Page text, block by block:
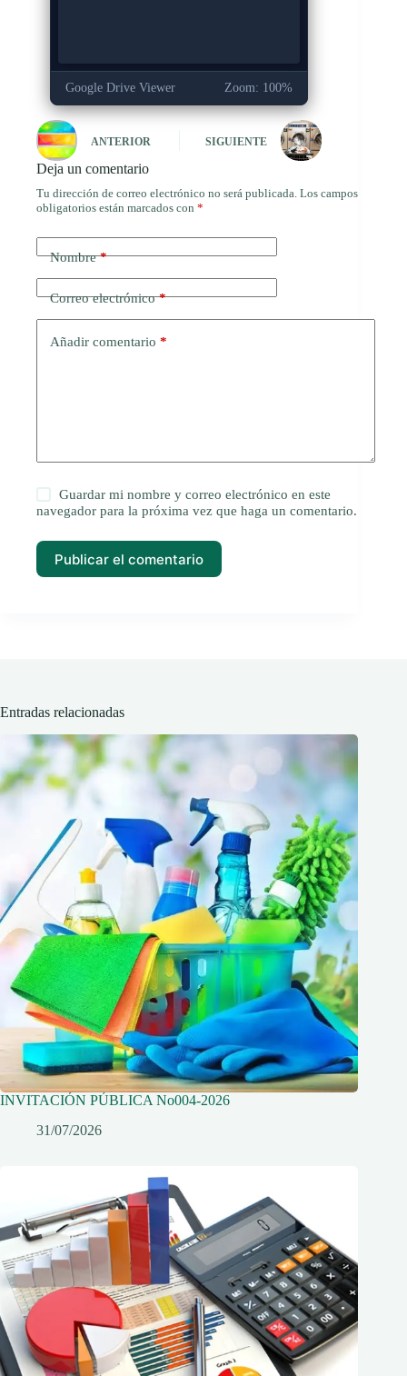
Google Drive Viewer Zoom: 100%
ANTERIOR SIGUIENTE
Deja un comentario
Tu dirección de correo electrónico no será publicada. Los campos
obligatorios están marcados con *
Nombre*
Correo electrónico*
Añadir comentario *
Guardar mi nombre y correo electrónico en este
navegador para la próxima vez que haga un comentario.
Publicar el comentario
Entradas relacionadas
INVITACIÓN PÚBLICA No004-2026
31/07/2026